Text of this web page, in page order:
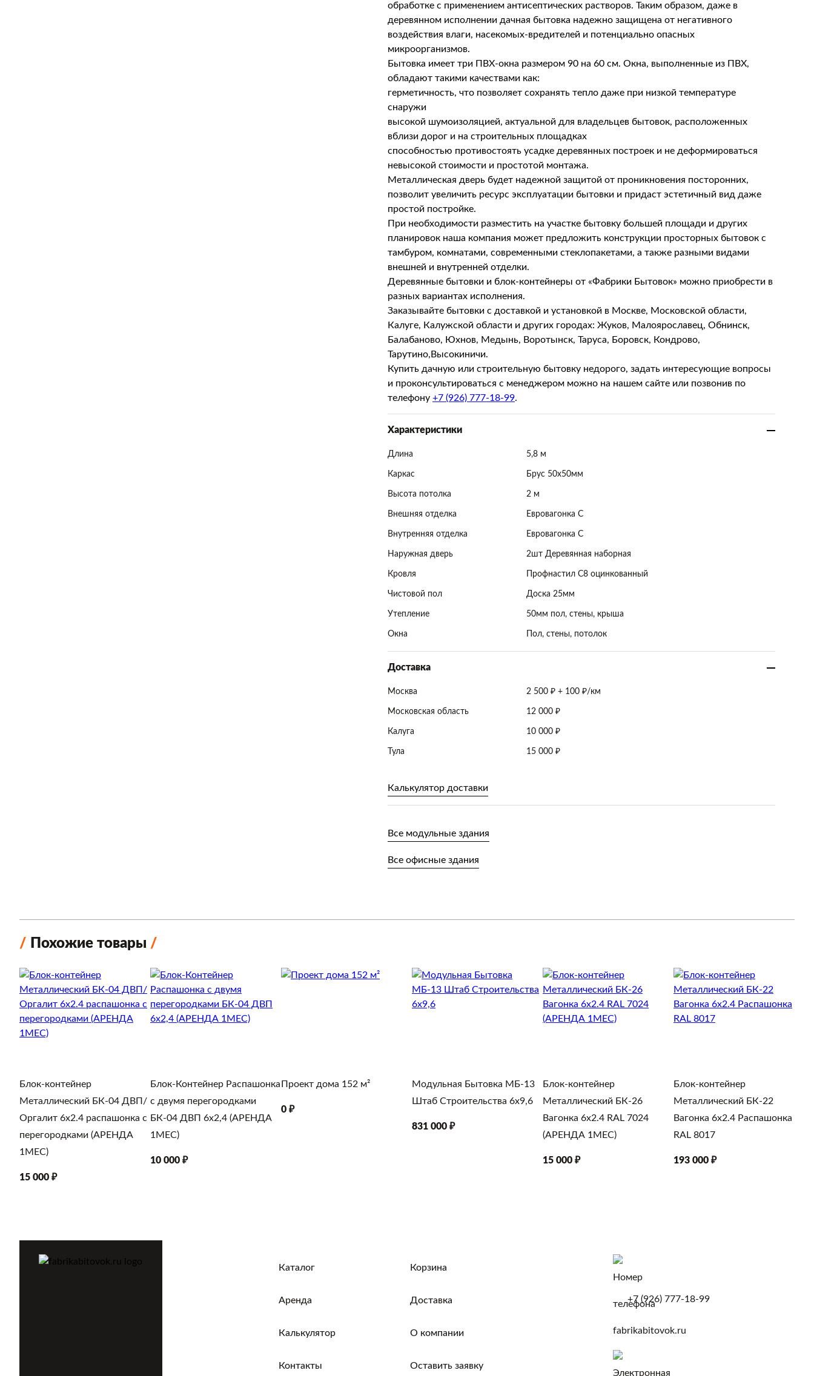
обработке с применением антисептических растворов. Таким образом, даже в
деревянном исполнении дачная бытовка надежно защищена от негативного
воздействия влаги, насекомых-вредителей и потенциально опасных
микроорганизмов.
Бытовка имеет три ПВХ-окна размером 90 на 60 см. Окна, выполненные из ПВХ,
обладают такими качествами как:
герметичность, что позволяет сохранять тепло даже при низкой температуре
снаружи
высокой шумоизоляцией, актуальной для владельцев бытовок, расположенных
вблизи дорог и на строительных площадках
способностью противостоять усадке деревянных построек и не деформироваться
невысокой стоимости и простотой монтажа.
Металлическая дверь будет надежной защитой от проникновения посторонних,
позволит увеличить ресурс эксплуатации бытовки и придаст эстетичный вид даже
простой постройке.
При необходимости разместить на участке бытовку большей площади и других
планировок наша компания может предложить конструкции просторных бытовок с
тамбуром, комнатами, современными стеклопакетами, а также разными видами
внешней и внутренней отделки.
Деревянные бытовки и блок-контейнеры от «Фабрики Бытовок» можно приобрести в
разных вариантах исполнения.
Заказывайте бытовки с доставкой и установкой в Москве, Московской области,
Калуге, Калужской области и других городах: Жуков, Малоярославец, Обнинск,
Балабаново, Юхнов, Медынь, Воротынск, Таруса, Боровск, Кондрово,
Тарутино,Высокиничи.
Купить дачную или строительную бытовку недорого, задать интересующие вопросы
и проконсультироваться с менеджером можно на нашем сайте или позвонив по
телефону +7 (926) 777-18-99.
Характеристики
Длина 5,8 м
Каркас Брус 50х50мм
Высота потолка 2 м
Внешняя отделка Евровагонка С
Внутренняя отделка Евровагонка С
Наружная дверь 2шт Деревянная наборная
Кровля Профнастил С8 оцинкованный
Чистовой пол Доска 25мм
Утепление 50мм пол, стены, крыша
Окна Пол, стены, потолок
Доставка
Москва 2 500 ₽ + 100 ₽/км
Московская область 12 000 ₽
Калуга 10 000 ₽
Тула 15 000 ₽
Калькулятор доставки
Все модульные здания
Все офисные здания
Похожие товары
Блок-контейнер
Металлический БК-04 ДВП/
Оргалит 6х2.4 распашонка с
перегородками (АРЕНДА
1МЕС)
15 000 ₽
Блок-Контейнер Распашонка
с двумя перегородками
БК-04 ДВП 6х2,4 (АРЕНДА
1МЕС)
10 000 ₽
Проект дома 152 м²
0 ₽
Модульная Бытовка МБ-13
Штаб Строительства 6х9,6
831 000 ₽
Блок-контейнер
Металлический БК-26
Вагонка 6х2.4 RAL 7024
(АРЕНДА 1МЕС)
15 000 ₽
Блок-контейнер
Металлический БК-22
Вагонка 6х2.4 Распашонка
RAL 8017
193 000 ₽
Каталог Корзина
Аренда Доставка
Калькулятор О компании
Контакты Оставить заявку
+7 (926) 777-18-99